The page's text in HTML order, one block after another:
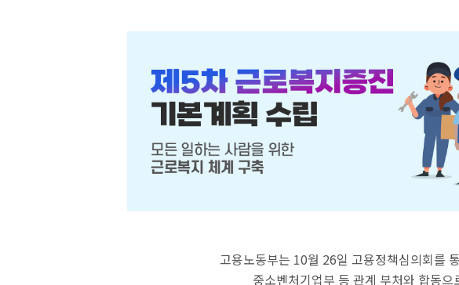
고용노동부는 10월 26일 고용정책심의회를
중소벤처기업부 등 관계 부처와 합동으